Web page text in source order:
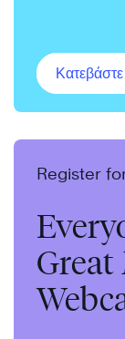
Register
Great